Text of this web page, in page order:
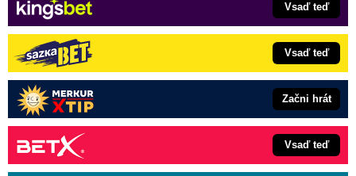
Vsaď teď
Vsaď teď
Začni hrát
Vsaď teď